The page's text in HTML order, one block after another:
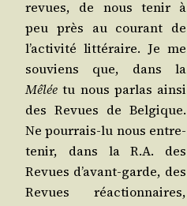
revues, de nous tenir à
peu près au cou­rant de
l’ac­ti­vi­té lit­té­raire. Je me
sou­viens que, dans la
Mêlée tu nous par­las ain­si
des Revues de Bel­gique.
Ne pour­rais-lu nous entre­
te­nir, dans la R.A. des
Revues d’a­vant-garde, des
Revues réac­tion­naires,